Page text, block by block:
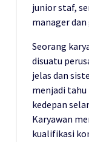
junior staf,
manager
Seorang
disuatu
jelas dan
menjadi
kedepan
Karyawan
kualifikasi